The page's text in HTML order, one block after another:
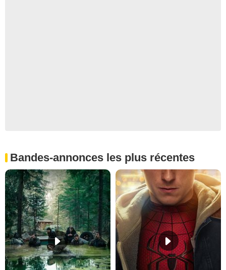
Bandes-annonces les plus récentes